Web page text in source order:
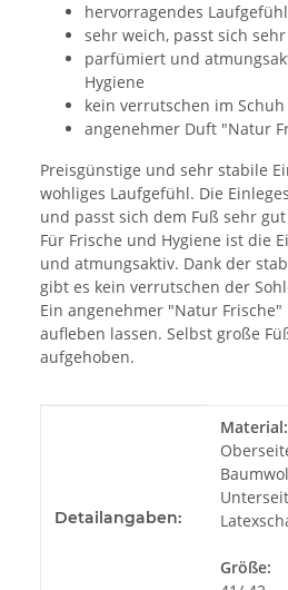
hervorragendes Laufgefühl
sehr weich, passt sich
parfümiert und
Hygiene
kein verrutschen im Schuh
angenehmer Duft "Natur
Preisgünstige und sehr stabile
wohliges Laufgefühl. Die
und passt sich dem Fuß sehr
Für Frische und Hygiene ist die
und atmungsaktiv. Dank der
gibt es kein verrutschen der
Ein angenehmer "Natur
aufleben lassen. Selbst große
aufgehoben.
Detailangaben:
Material:
Größe: